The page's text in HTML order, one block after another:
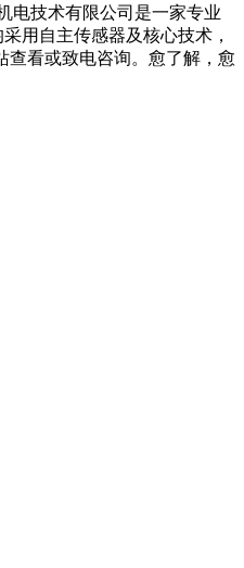
电技术有限公司是一家专业
用自主传感器及核心技术，
查看或致电咨询。愈了解，愈